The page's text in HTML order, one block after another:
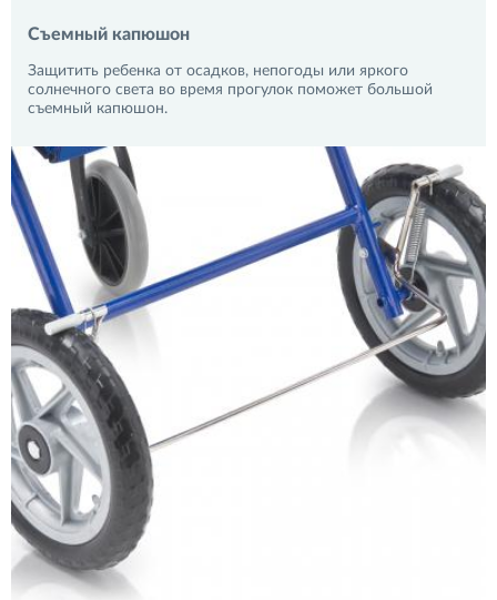
Съемный капюшон
Защитить ребенка от осадков, непогоды или яркого
солнечного света во время прогулок поможет большой
съемный капюшон.